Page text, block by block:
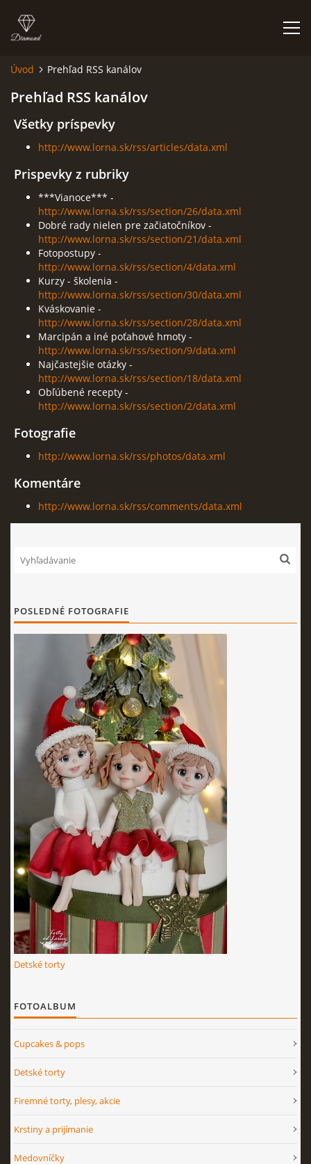
NIEČO O MNE A MOJEJ ZÁĽUBE
FÓRUM - PORADŇA
DOBRÉ RADY NIELEN PRE ZAČIATOČNÍKOV
NAJČASTEJŠIE OTÁZKY
FOTOALBUM
FOTOPOSTUPY
MARCIPÁN A INÉ POŤAHOVÉ HMOTY
ZAUJÍMAVOSTI O MEDOVNÍČKOCH
VIDEÁ
KURZY - ŠKOLENIA
Torty od Lorny
Prievidza
0911494673
tortyodlorny@gmail.com
© 2026 eStránky.sk|RSS| Aktualizované 4. 11. 2025
Úvod Prehľad RSS kanálov
Prehľad RSS kanálov
Všetky príspevky
http://www.lorna.sk/rss/articles/data.xml
Prispevky z rubriky
***Vianoce*** -
http://www.lorna.sk/rss/section/26/data.xml
Dobré rady nielen pre začiatočníkov -
http://www.lorna.sk/rss/section/21/data.xml
Fotopostupy -
http://www.lorna.sk/rss/section/4/data.xml
Kurzy - školenia -
http://www.lorna.sk/rss/section/30/data.xml
Kváskovanie -
http://www.lorna.sk/rss/section/28/data.xml
Marcipán a iné poťahové hmoty -
http://www.lorna.sk/rss/section/9/data.xml
Najčastejšie otázky -
http://www.lorna.sk/rss/section/18/data.xml
Obľúbené recepty -
http://www.lorna.sk/rss/section/2/data.xml
Fotografie
http://www.lorna.sk/rss/photos/data.xml
Komentáre
http://www.lorna.sk/rss/comments/data.xml
POSLEDNÉ FOTOGRAFIE
Detské torty
FOTOALBUM
Cupcakes & pops
Detské torty
Firemné torty, plesy, akcie
Krstiny a prijímanie
Medovníčky